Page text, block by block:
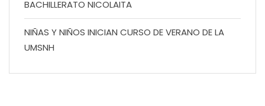
BACHILLERATO NICOLAITA
NIÑAS Y NIÑOS INICIAN CURSO DE VERANO DE LA
UMSNH